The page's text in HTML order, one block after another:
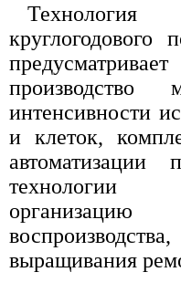
круглогодового
интенсивности
и клеток,
технологии
выращивания